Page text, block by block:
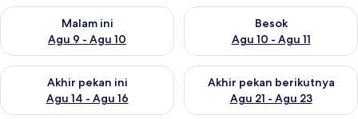
Malam ini
Agu 9 - Agu 10
Periksa ketersediaan untuk malam ini Agu 9 - Agu 10
Besok
Agu 10 - Agu 11
Periksa ketersediaan untuk
Akhir pekan ini
Agu 14 - Agu 16
Periksa ketersediaan untuk akhir pekan ini Agu 14 - Agu 16
Akhir pekan berikutnya
Agu 21 - Agu 23
Periksa ketersediaan untuk